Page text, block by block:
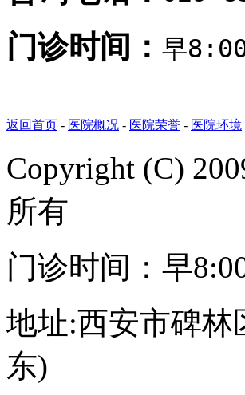
门诊时间： 早
返回首页 - 医院概况 - 医院荣誉 - 医院环境
Copyright (C)
所有
门诊时间：早
地址:西安市碑林
东)